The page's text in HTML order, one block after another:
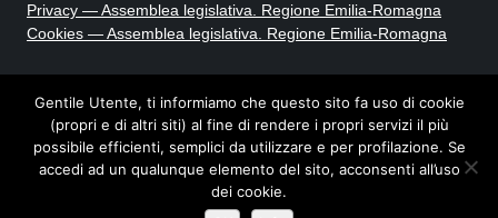
Privacy — Assemblea legislativa. Regione Emilia-Romagna
Cookies — Assemblea legislativa. Regione Emilia-Romagna
CRONACA BIANCA
Testata giornalistica online registrata al Tribunale di Bologna con
autorizzazione n. 8235. Direttore responsabile Carmine Caputo.
Gentile Utente, ti informiamo che questo sito fa uso di cookie
(propri e di altri siti) al fine di rendere i propri servizi il più
possibile efficienti, semplici da utilizzare e per profilazione. Se
accedi ad un qualunque elemento del sito, acconsenti all’uso
dei cookie.